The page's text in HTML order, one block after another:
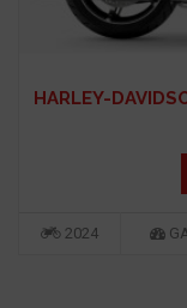
HARLEY-
2024